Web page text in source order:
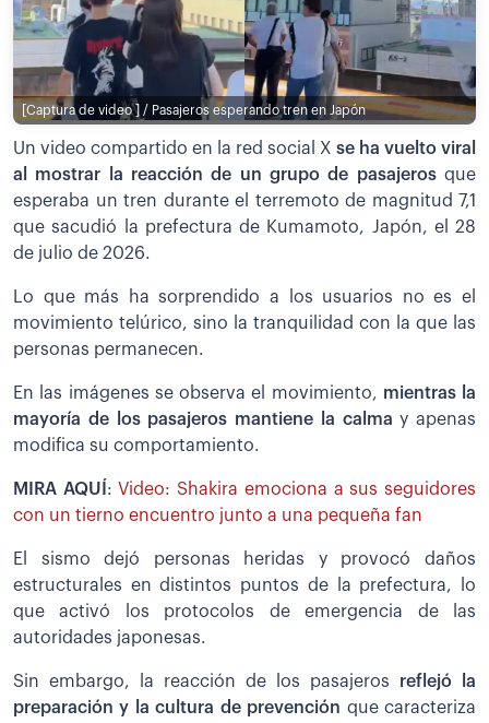
[Captura de video ] / Pasajeros esperando tren en Japón
Un video compartido en la red social X se ha vuelto viral
al mostrar la reacción de un grupo de pasajerosque
esperaba un tren durante el terremoto de magnitud 7,1
que sacudió la prefectura de Kumamoto, Japón, el 28
de julio de 2026.
Lo que más ha sorprendido a los usuarios no es el
movimiento telúrico, sino la tranquilidad con la que las
personas permanecen.
En las imágenes se observa el movimiento, mientras la
mayoría de los pasajeros mantiene la calma y apenas
modifica su comportamiento.
MIRA AQUÍ : Video: Shakira emociona a sus seguidores
con un tierno encuentro junto a una pequeña fan
El sismo dejó personas heridas y provocó daños
estructurales en distintos puntos de la prefectura, lo
que activó los protocolos de emergencia de las
autoridades japonesas.
Sin embargo, la reacción de los pasajeros reflejó la
preparación y la cultura de prevención que caracteriza